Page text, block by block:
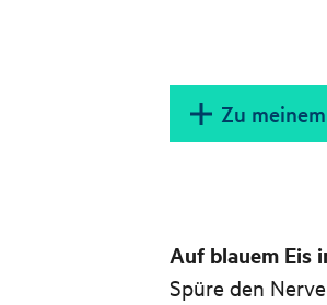
Zu
Auf blauem Eis
Spüre den